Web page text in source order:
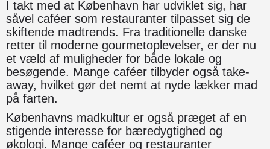
I takt med at København har udviklet sig, har
såvel caféer som restauranter tilpasset sig de
skiftende madtrends. Fra traditionelle danske
retter til moderne gourmetoplevelser, er der nu
et væld af muligheder for både lokale og
besøgende. Mange caféer tilbyder også take-
away, hvilket gør det nemt at nyde lækker mad
på farten.
Københavns madkultur er også præget af en
stigende interesse for bæredygtighed og
økologi. Mange caféer og restauranter